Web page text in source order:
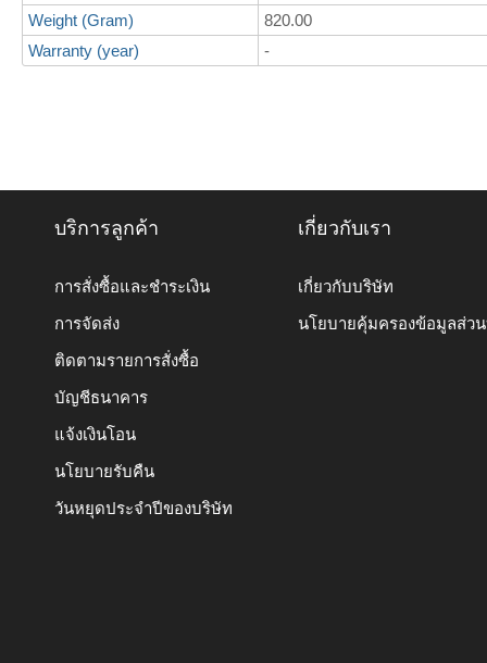
Weight (Gram)
820.00
Warranty (year)
-
บริการลูกค้า
การสั่งซื้อและชำระเงิน
การจัดส่ง
ติดตามรายการสั่งซื้อ
บัญชีธนาคาร
แจ้งเงินโอน
นโยบายรับคืน
วันหยุดประจำปีของบริษัท
เกี่ยวกับเรา
เกี่ยวกับบริษัท
นโยบายคุ้มครองข้อมูลส่ว